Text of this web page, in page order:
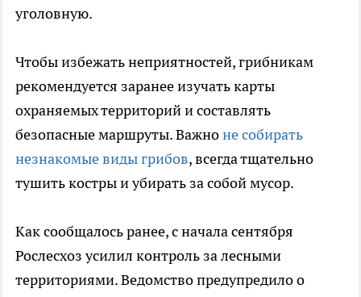
уголовную.
Чтобы избежать неприятностей, грибникам
рекомендуется заранее изучать карты
охраняемых территорий и составлять
безопасные маршруты. Важноне собирать
незнакомые виды грибов, всегда тщательно
тушить костры и убирать за собой мусор.
Как сообщалось ранее, с начала сентября
Рослесхоз усилил контроль за лесными
территориями. Ведомство предупредило о